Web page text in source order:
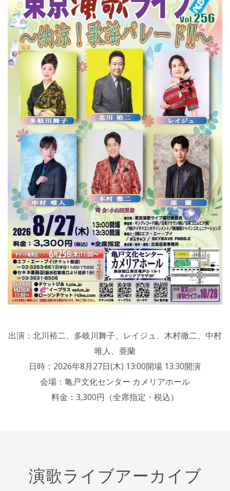
出演：北川裕二、多岐川舞子、レイジュ、木村徹二、中村
唯人、亜蘭
日時：2026年8月27日(木) 13:00開場 13:30開演
会場：亀戸文化センター カメリアホール
料金：3,300円（全席指定・税込）
演歌ライブアーカイブ